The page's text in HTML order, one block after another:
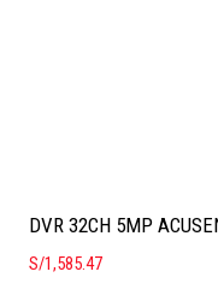
DVR 32CH 5MP
S/1,585.47